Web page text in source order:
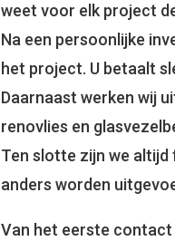
weet voor elk project
Na een persoonlijke
het project. U betaalt
Daarnaast werken wij
renovlies en
Ten slotte zijn we
anders worden
Van het eerste